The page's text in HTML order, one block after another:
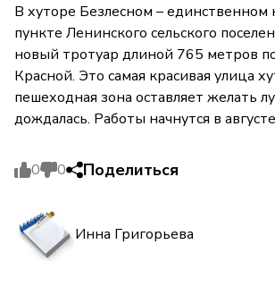
В хуторе Безлесном – единственном
пункте Ленинского сельского
новый тротуар длиной 765 метров
Красной. Это самая красивая улица
пешеходная зона оставляет желать
дождалась. Работы начнутся в
0 0 Поделиться
Инна Григорьева